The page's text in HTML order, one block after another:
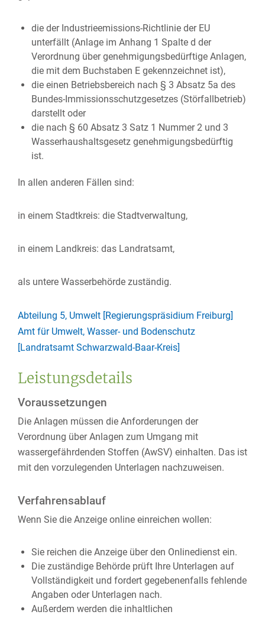
die der Industrieemissions-Richtlinie der EU
unterfällt (Anlage im Anhang 1 Spalte d der
Verordnung über genehmigungsbedürftige Anlagen,
die mit dem Buchstaben E gekennzeichnet ist),
die einen Betriebsbereich nach § 3 Absatz 5a des
Bundes-Immissionsschutzgesetzes (Störfallbetrieb)
darstellt oder
die nach § 60 Absatz 3 Satz 1 Nummer 2 und 3
Wasserhaushaltsgesetz genehmigungsbedürftig
ist.
In allen anderen Fällen sind:
in einem Stadtkreis: die Stadtverwaltung,
in einem Landkreis: das Landratsamt,
als untere Wasserbehörde zuständig.
Abteilung 5, Umwelt [Regierungspräsidium Freiburg]
Amt für Umwelt, Wasser- und Bodenschutz
[Landratsamt Schwarzwald-Baar-Kreis]
Leistungsdetails
Voraussetzungen
Die Anlagen müssen die Anforderungen der
Verordnung über Anlagen zum Umgang mit
wassergefährdenden Stoffen (AwSV) einhalten. Das ist
mit den vorzulegenden Unterlagen nachzuweisen.
Verfahrensablauf
Wenn Sie die Anzeige online einreichen wollen:
Sie reichen die Anzeige über den Onlinedienst ein.
Die zuständige Behörde prüft Ihre Unterlagen auf
Vollständigkeit und fordert gegebenenfalls fehlende
Angaben oder Unterlagen nach.
Außerdem werden die inhaltlichen